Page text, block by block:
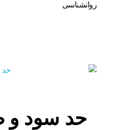
روانشناسی
حد سود و